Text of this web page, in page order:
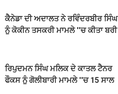
ਕੈਨੇਡਾ ਦੀ ਅਦਾਲਤ ਨੇ ਰਵਿੰਦਰਬੀਰ ਸਿੰਘ
ਨੂੰ ਕੋਕੀਨ ਤਸਕਰੀ ਮਾਮਲੇ ''ਚ ਕੀਤਾ ਬਰੀ
ਰਿਪੁਦਮਨ ਸਿੰਘ ਮਲਿਕ ਦੇ ਕਾਤਲ ਟੈਨਰ
ਫੌਕਸ ਨੂੰ ਗੋਲੀਬਾਰੀ ਮਾਮਲੇ ''ਚ 15 ਸਾਲ